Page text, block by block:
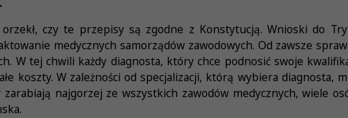
orzekł, czy te przepisy są zgodne z Konstytucją. Wnioski do
medycznych samorządów zawodowych. Od zawsze
W tej chwili każdy diagnosta, który chce podnosić swoje
koszty. W zależności od specjalizacji, którą wybiera diagnosta,
najgorzej ze wszystkich zawodów medycznych, wiele